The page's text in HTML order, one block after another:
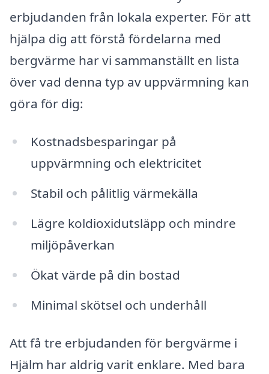
erbjudanden från lokala experter. För att
hjälpa dig att förstå fördelarna med
bergvärme har vi sammanställt en lista
över vad denna typ av uppvärmning kan
göra för dig:
Kostnadsbesparingar på
uppvärmning och elektricitet
Stabil och pålitlig värmekälla
Lägre koldioxidutsläpp och mindre
miljöpåverkan
Ökat värde på din bostad
Minimal skötsel och underhåll
Att få tre erbjudanden för bergvärme i
Hjälm har aldrig varit enklare. Med bara